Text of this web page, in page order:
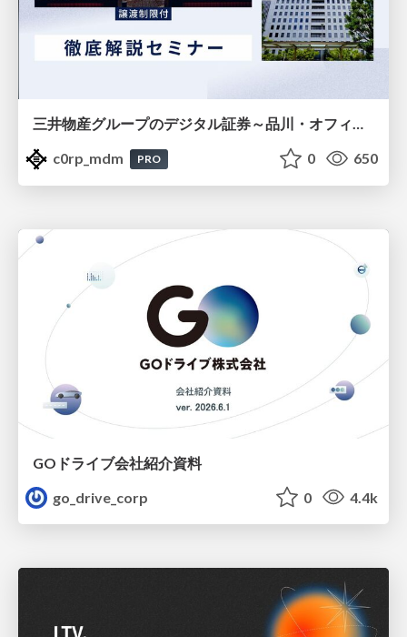
三井物産グループのデジタル証券～品川・オフィス＆ホテル～徹底解説セミナー
c0rp_mdm
PRO 0 650
GOドライブ会社紹介資料
go_drive_corp
0 4.4k